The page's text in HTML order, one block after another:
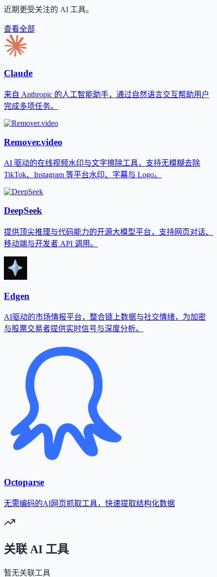
近期更受关注的 AI 工具。
查看全部
Claude
来自 Anthropic 的人工智能助手，通过自然语言交互帮助用户
完成多项任务。
Remover.video
AI 驱动的在线视频水印与文字擦除工具，支持无模糊去除
TikTok、Instagram 等平台水印、字幕与 Logo。
DeepSeek
提供顶尖推理与代码能力的开源大模型平台，支持网页对话、
移动端与开发者 API 调用。
Edgen
AI驱动的市场情报平台，整合链上数据与社交情绪，为加密
与股票交易者提供实时信号与深度分析。
Octoparse
无需编码的AI网页抓取工具，快速提取结构化数据
关联 AI 工具
暂无关联工具